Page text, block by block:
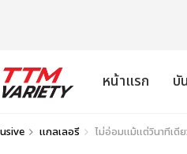
หน้าแรก บั
แกลเลอรี ไม่อ่อมแม้แต่วินาทีเดี